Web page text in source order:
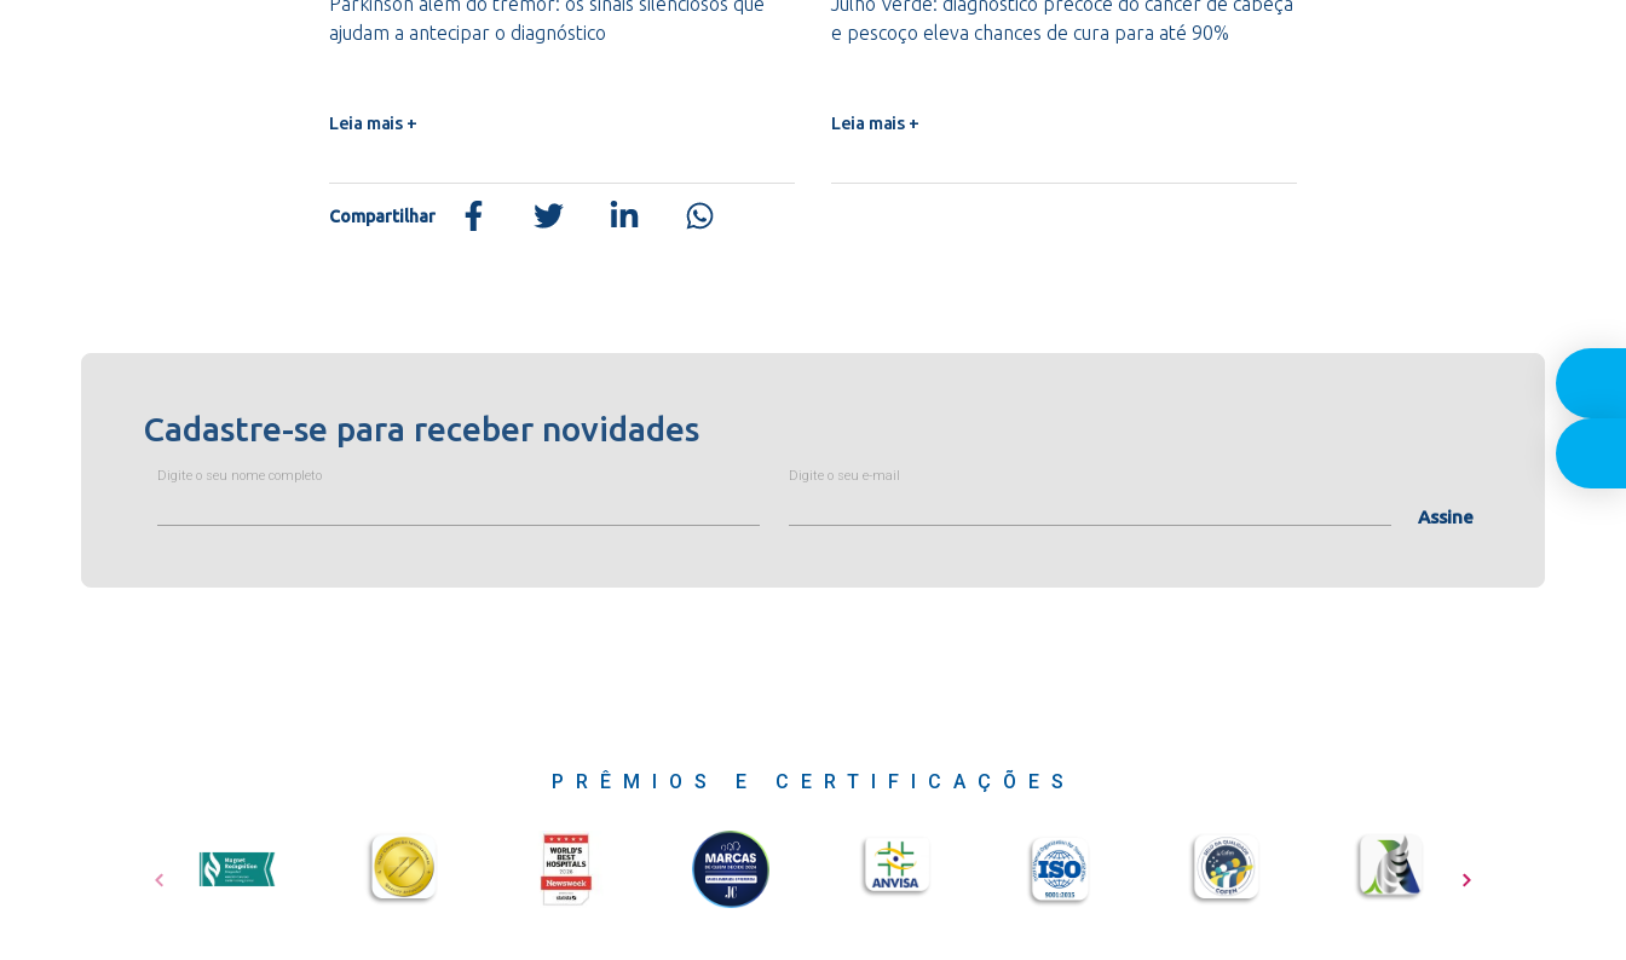
ajudam a antecipar o diagnóstico
Leia mais +
e pescoço eleva chances de cura para até 90%
Leia mais +
Compartilhar
Cadastre-se para receber novidades
Digite o seu nome completo Digite o seu e-mail
Assine
PRÊMIOS E CERTIFICAÇÕES